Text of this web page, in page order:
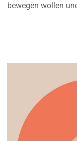
bewegen wollen